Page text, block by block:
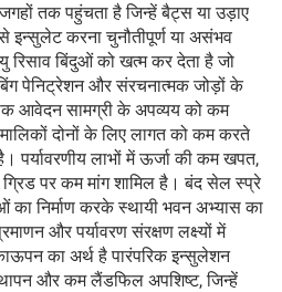
तक पहुंचता है जिन्हें बैट्स या उड़ाए
इन्सुलेट करना चुनौतीपूर्ण या असंभव
रिसाव बिंदुओं को खत्म कर देता है जो
पेनिट्रेशन और संरचनात्मक जोड़ों के
आवेदन सामग्री के अपव्यय को कम
दोनों के लिए लागत को कम करते
लाभों में ऊर्जा की कम खपत,
पर कम मांग शामिल है। बंद सेल स्प्रे
निर्माण करके स्थायी भवन अभ्यास का
और पर्यावरण संरक्षण लक्ष्यों में
का अर्थ है पारंपरिक इन्सुलेशन
और कम लैंडफिल अपशिष्ट, जिन्हें